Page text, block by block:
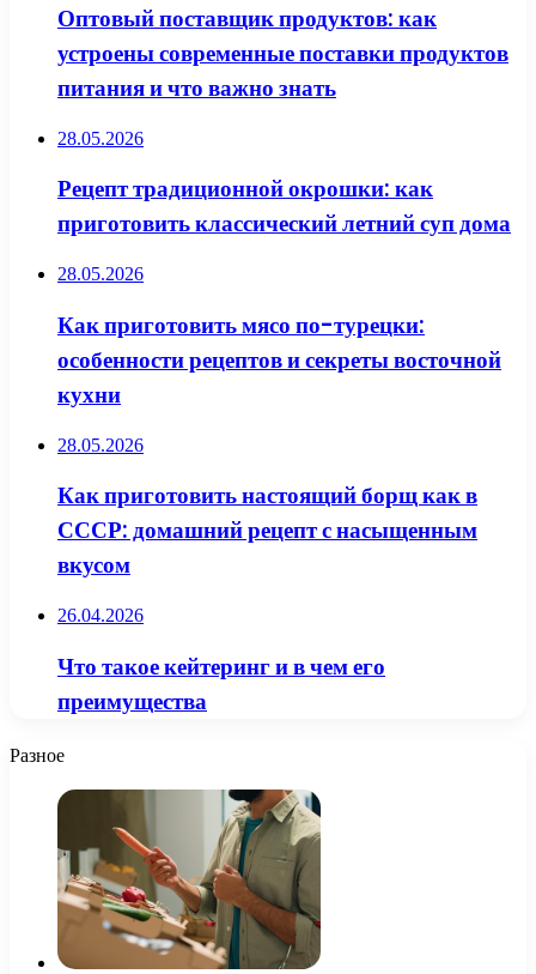
Оптовый поставщик продуктов: как
устроены современные поставки продуктов
питания и что важно знать
28.05.2026
Рецепт традиционной окрошки: как
приготовить классический летний суп дома
28.05.2026
Как приготовить мясо по-турецки:
особенности рецептов и секреты восточной
кухни
28.05.2026
Как приготовить настоящий борщ как в
СССР: домашний рецепт с насыщенным
вкусом
26.04.2026
Что такое кейтеринг и в чем его
преимущества
Разное